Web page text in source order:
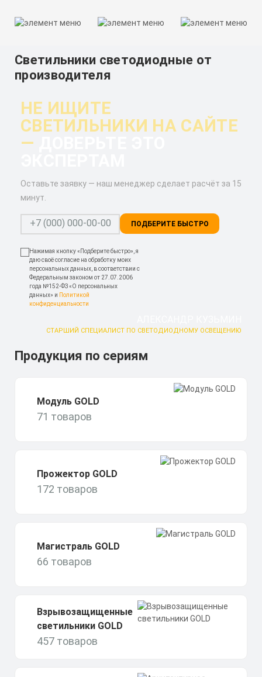
Светильники светодиодные от
производителя
НЕ ИЩИТЕ
СВЕТИЛЬНИКИ НА САЙТЕ
—
Оставьте заявку — наш менеджер сделает расчёт за 15
минут.
ПОДБЕРИТЕ БЫСТРО
Нажимая кнопку «Подберите быстро», я
даю своё согласие на обработку моих
персональных данных, в соответствии с
Федеральным законом от 27.07.2006
года №152-ФЗ «О персональных
данных» и Политикой
конфиденциальности
СТАРШИЙ СПЕЦИАЛИСТ ПО СВЕТОДИОДНОМУ ОСВЕЩЕНИЮ
Продукция по сериям
Модуль GOLD
71 товаров
Прожектор GOLD
172 товаров
Магистраль GOLD
66 товаров
Взрывозащищенные
светильники GOLD
457 товаров